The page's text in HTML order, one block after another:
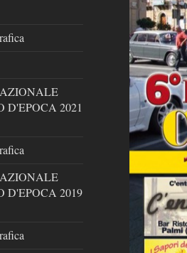
D'EPOCA 2021
D'EPOCA 2019